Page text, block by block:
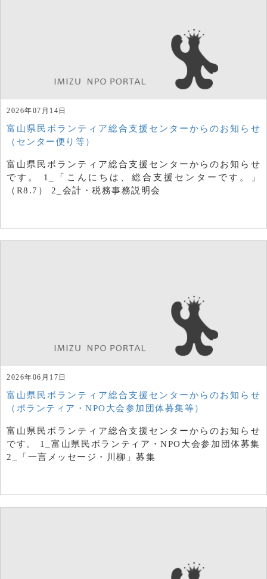
2026年07月14日
富山県民ボランティア総合支援センターからのお知らせ
（センター便り等）
富山県民ボランティア総合支援センターからのお知らせ
です。 1_「こんにちは、総合支援センターです。」
（R8.7） 2_会計・税務事務説明会
2026年06月17日
富山県民ボランティア総合支援センターからのお知らせ
（ボランティア・NPO大会参加団体募集等）
富山県民ボランティア総合支援センターからのお知らせ
です。 1_富山県民ボランティア・NPO大会参加団体募集
2_「一言メッセージ・川柳」募集